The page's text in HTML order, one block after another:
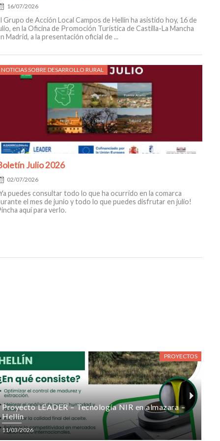
16/07/2026
Grupo de Acción Local Campos de Hellín ha asistido hoy, 16 de
en la Oficina de Promoción Turística de Castilla-La Mancha
Madrid, a la presentación oficial de ...
NOTICIAS SOBRE DESARROLLO RURAL
Julio 2026
Posted
02/07/2026
puedes consultar todo lo que ha ocurrido en la comarca
el mes de junio y todo lo que puedes disfrutar en julio!
aquí para verlo.
PROYECTOS
Proyecto LEADER – Tecnología NIR en almazara –
Hellín
Posted
11/03/2026
N
e